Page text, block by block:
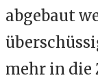
abgebaut
mehr in die